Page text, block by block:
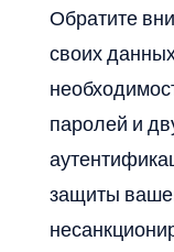
Обратите
своих
паролей и
защиты